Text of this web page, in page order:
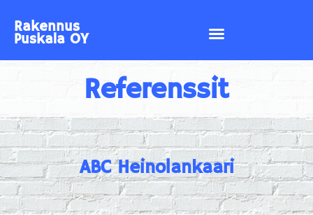
Rakennus
Puskala OY
Referenssit
ABC Heinolankaari